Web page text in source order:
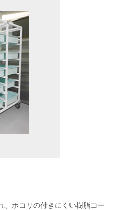
、ホコリの付きにくい樹脂コー